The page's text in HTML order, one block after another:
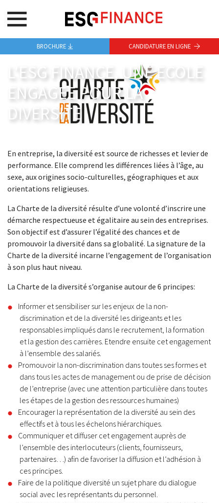
L'ESG FINANCE, UNE ECOLE
ENGAGEE POUR LA
DIVERSITE
En entreprise, la diversité est source de richesses et levier de
performance. Elle comprend les différences liées à l’âge, au
sexe, aux origines socio-culturelles, géographiques et aux
orientations religieuses.
La Charte de la diversité résulte d’une volonté d’inscrire une
démarche respectueuse et égalitaire au sein des entreprises.
Son objectif est d’assurer l’égalité des chances et de
promouvoir la diversité dans sa globalité. La signature de la
Charte de la diversité incarne l’engagement de l’organisation
à son plus haut niveau.
La Charte de la diversité s’organise autour de 6 principes:
Informer et sensibiliser sur les enjeux de la non-
discrimination et de la diversité les dirigeants et les
responsables impliqués dans le recrutement, la formation
et la gestion des carrières. Etendre ensuite cet engagement
à l’ensemble des salariés.
Promouvoir la non-discrimination dans toutes ses formes et
dans tous les actes de management ou de prise de décision
de l’entreprise (avec une attention particulière dans toutes
les étapes de la gestion des ressources humaines)
Encourager la représentation de la diversité au sein des
effectifs et à tous les échelons hiérarchiques.
Communiquer et diffuser cet engagement auprès de
l’ensemble des interlocuteurs (clients, fournisseurs,
partenaires…) afin de favoriser la diffusion et l’adhésion à
ces principes.
Faire de la politique diversité un sujet phare du dialogue
social avec les représentants du personnel.
BROCHURE CANDIDATURE EN LIGNE